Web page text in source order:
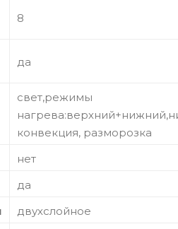
8
да
свет,режимы
конвекция, разморозка
нет
да
двухслойное